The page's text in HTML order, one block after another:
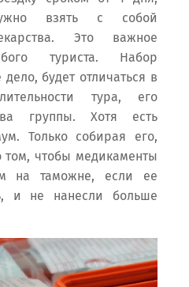
взять с собой
Это важное
туриста. Набор
будет отличаться в
тура, его
группы. Хотя есть
Только собирая его,
том, чтобы медикаменты
на таможне, если ее
и не нанесли больше